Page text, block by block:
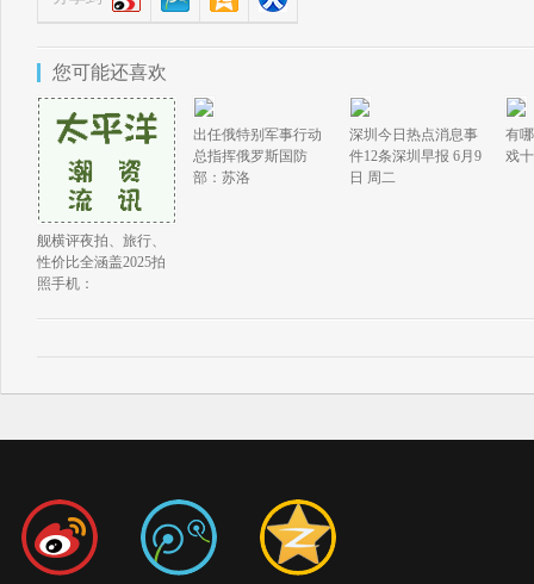
您可能还喜欢
舰横评夜拍、旅行、
性价比全涵盖2025拍
照手机：
出任俄特别军事行动
总指挥俄罗斯国防
部：苏洛
深圳今日热点消息事
件12条深圳早报 6月9
日 周二
有
戏